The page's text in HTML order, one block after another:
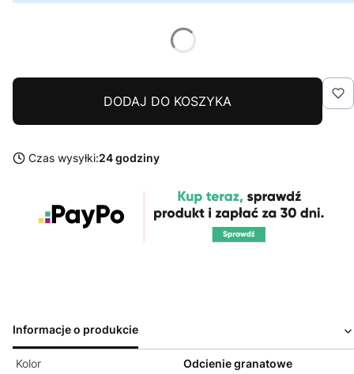
DODAJ DO KOSZYKA
Czas wysyłki:24 godziny
Informacje o produkcie
Kolor Odcienie granatowe